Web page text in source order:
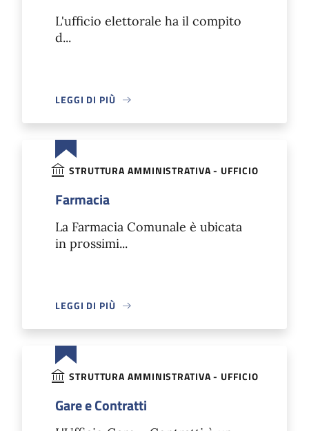
L'ufficio elettorale ha il compito
d...
LEGGI DI PIÙ
STRUTTURA AMMINISTRATIVA - UFFICIO
Farmacia
La Farmacia Comunale è ubicata
in prossimi...
LEGGI DI PIÙ
STRUTTURA AMMINISTRATIVA - UFFICIO
Gare e Contratti